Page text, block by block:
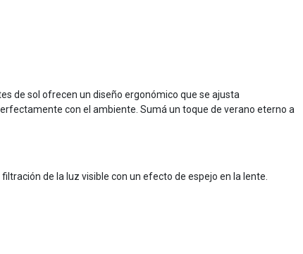
de sol ofrecen un diseño ergonómico que se ajusta
con el ambiente. Sumá un toque de verano eterno a
de la luz visible con un efecto de espejo en la lente.